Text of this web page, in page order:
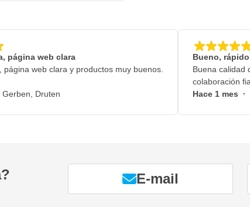
página web clara
página web clara y productos muy buenos.
Gerben, Druten
Bueno,
Buena calidad
colaboración
Hace 1 mes ·
E-mail